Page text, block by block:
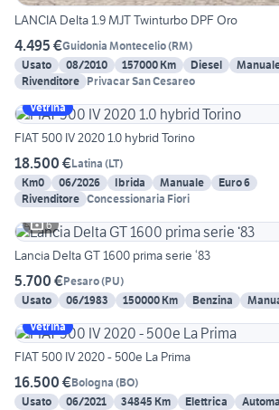
LANCIA Delta 1.9 MJT Twinturbo DPF Oro
4.495 €Guidonia Montecelio(RM)
Usato
08/2010 157000 Km Diesel
Rivenditore Privacar San Cesareo
Vetrina
FIAT 500 IV 2020 1.0 hybrid Torino
18.500 €Latina (LT)
Km0
06/2026 Ibrida Manuale
Euro 6
Rivenditore Concessionaria Fiori
6
Lancia Delta GT 1600 prima serie ‘83
5.700 €Pesaro(PU)
Usato
06/1983 150000 Km Benzina
Vetrina
FIAT 500 IV 2020 - 500e La Prima
16.500 €Bologna (BO)
Usato
06/2021 34845 Km Elettrica